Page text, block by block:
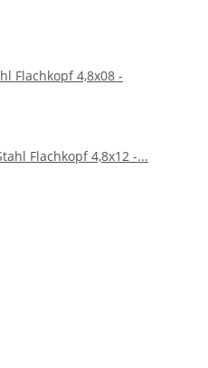
Flachkopf 4,8x08 -